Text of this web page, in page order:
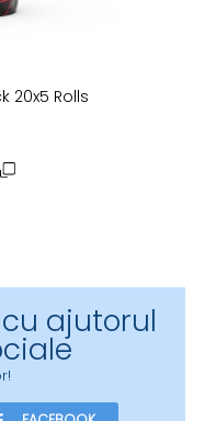
20x5 Rolls
ajutorul